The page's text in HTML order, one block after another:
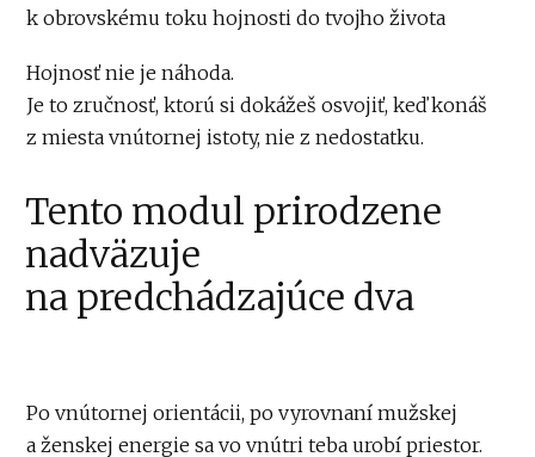
k obrovskému toku hojnosti do tvojho života
Hojnosť nie je náhoda.
Je to zručnosť, ktorú si dokážeš osvojiť, keď konáš
z miesta vnútornej istoty, nie z nedostatku.
Tento modul prirodzene
nadväzuje
na predchádzajúce dva
Po vnútornej orientácii, po vyrovnaní mužskej
a ženskej energie sa vo vnútri teba urobí priestor.